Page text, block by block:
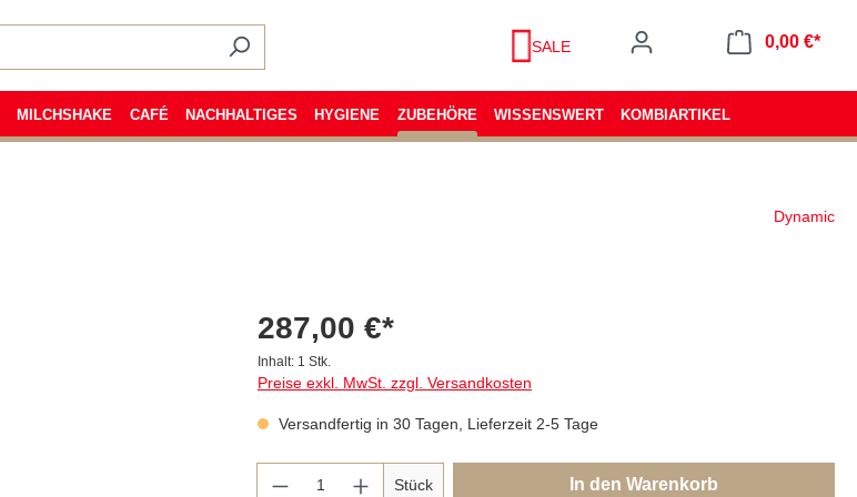
SALE
0,00 €*
MILCHSHAKE CAFÉ NACHHALTIGES HYGIENE ZUBEHÖRE WISSENSWERT KOMBIARTIKEL
Dynamic
287,00 €*
Inhalt: 1 Stk.
Preise exkl. MwSt. zzgl. Versandkosten
Versandfertig in 30 Tagen, Lieferzeit 2-5 Tage
Stück In den Warenkorb